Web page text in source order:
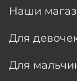
Наши
Для
Для